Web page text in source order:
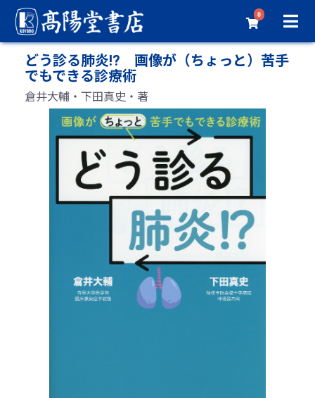
0
どう診る肺炎!? 画像が（ちょっと）苦手
でもできる診療術
倉井大輔・下田真史・著